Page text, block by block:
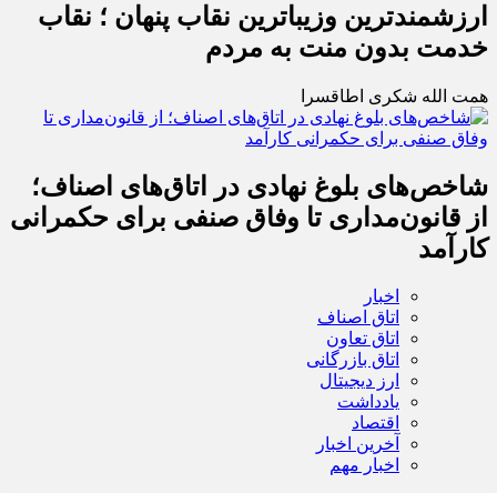
ارزشمندترین وزیباترین نقاب پنهان ؛ نقاب
خدمت بدون منت به مردم
همت الله شکری اطاقسرا
شاخص‌های بلوغ نهادی در اتاق‌های اصناف؛
از قانون‌مداری تا وفاق صنفی برای حکمرانی
کارآمد
اخبار
اتاق اصناف
اتاق تعاون
اتاق بازرگانی
ارز دیجیتال
یادداشت
اقتصاد
آخرین اخبار
اخبار مهم